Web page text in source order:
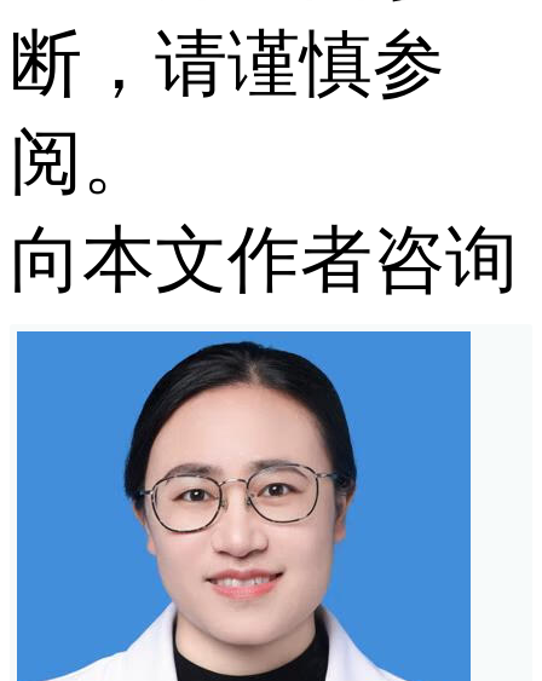
断，请谨慎参
阅。
向本文作者咨询